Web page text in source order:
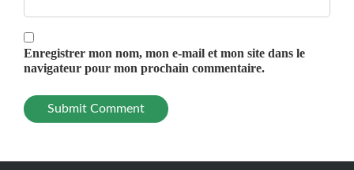
Enregistrer mon nom, mon e-mail et mon site dans le
navigateur pour mon prochain commentaire.